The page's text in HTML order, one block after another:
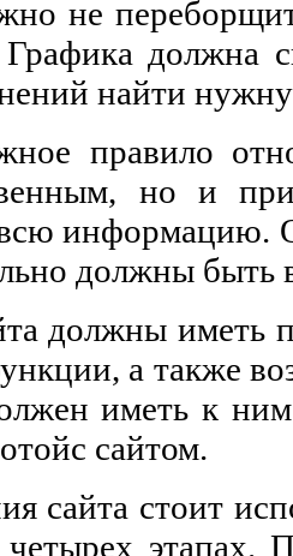
не
должна
найти
правило
но и
информацию.
должны
должны иметь
а также
иметь к
сайтом.
сайта стоит
четырех